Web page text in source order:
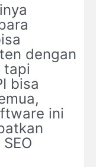
dengan
tapi
bisa
ini